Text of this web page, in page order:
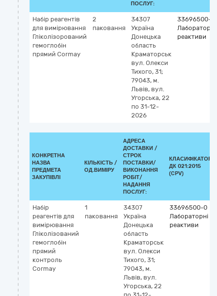
ПОСЛУГ:
Набір реагентів
для вимірювання
Гліколізорований
гемоглобін
прямий Cormay
2
паковання
34307
Україна
Донецька
область
Краматорськ
вул. Олекси
Тихого, 31;
79043, м.
Львів, вул.
Угорська, 22
по 31-12-
2026
33696500-0
Лабораторні
реактиви
КОНКРЕТНА
НАЗВА
ПРЕДМЕТА
ЗАКУПІВЛІ
КІЛЬКІСТЬ /
ОД.ВИМІРУ
АДРЕСА
ДОСТАВКИ /
СТРОК
ПОСТАВКИ/
ВИКОНАННЯ
РОБІТ/
НАДАННЯ
ПОСЛУГ:
КЛАСИФІКАТОР
ДК 021:2015
(CPV)
Набір
реагентів для
вимірювання
Гліколізований
гемоглобін
прямий
контроль
Cormay
1
паковання
34307
Україна
Донецька
область
Краматорськ
вул. Олекси
Тихого, 31;
79043, м.
Львів, вул.
Угорська, 22
33696500-0
Лабораторні
реактиви